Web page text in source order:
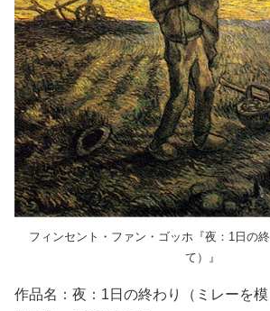
フィンセント・ファン・ゴッホ『夜：1日の
て）』
作品名：夜：1日の終わり（ミレーを模